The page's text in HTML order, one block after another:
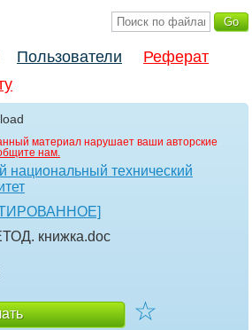
Пользователи
Реферат
материал нарушает ваши авторские
нам.
национальный технический
книжка.doc
☆